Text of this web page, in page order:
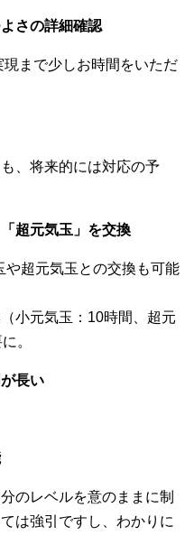
さの詳細確認
まで少しお時間をいただ
、将来的には対応の予
超元気玉」を交換
超元気玉との交換も可能
小元気玉：10時間、超元
。
長い
のレベルを意のままに制
は強引ですし、わかりに